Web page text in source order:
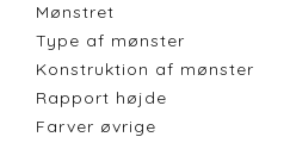
Mønstret
Type af mønster
Konstruktion af mønster
Rapport højde
Farver øvrige